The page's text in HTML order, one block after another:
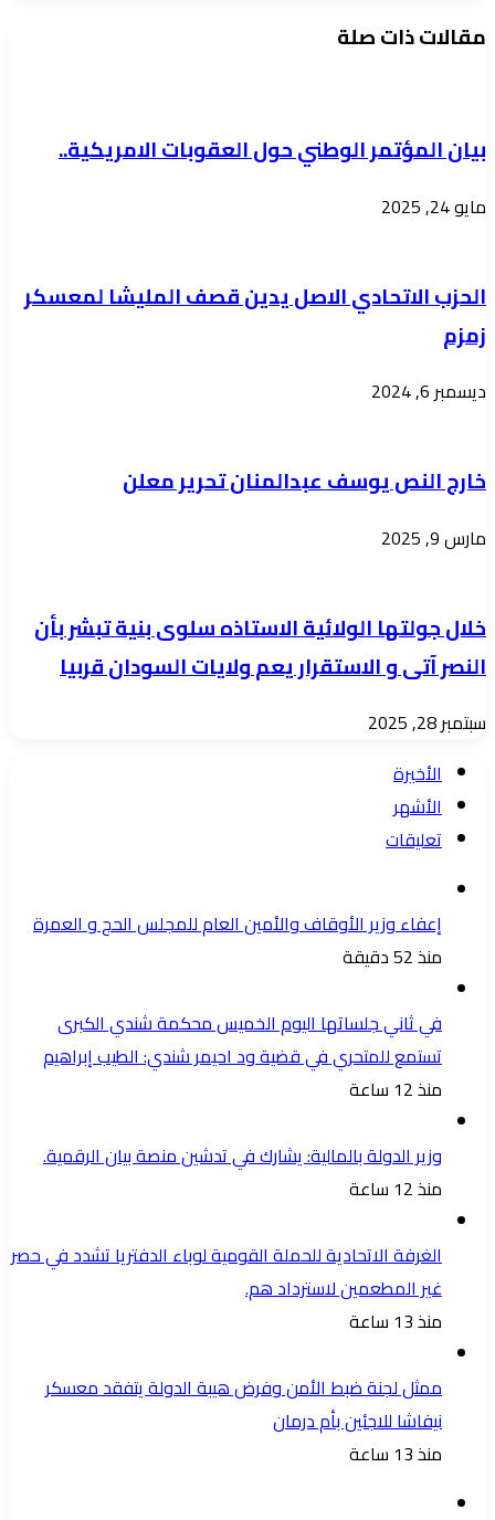
الإنقاذ..
من
تركة
المؤتمر
المسلحة
حسم
التمرد
مقالات ذات صلة
بيان المؤتمر الوطني حول العقوبات الامريكية..
مايو 24, 2025
الحزب الاتحادي الاصل يدين قصف المليشا لمعسكر
زمزم
ديسمبر 6, 2024
خارج النص يوسف عبدالمنان تحرير معلن
مارس 9, 2025
خلال جولتها الولائية الاستاذه سلوى بنية تبشر بأن
النصر آتى و الاستقرار يعم ولايات السودان قربيا
سبتمبر 28, 2025
الأخيرة
الأشهر
تعليقات
إعفاء وزير الأوقاف والأمين العام للمجلس الحج و العمرة
منذ 52 دقيقة
في ثاني جلساتها اليوم الخميس محكمة شندي الكبرى
تستمع للمتحري في قضية ود احيمر شندي: الطيب إبراهيم
منذ 12 ساعة
وزير الدولة بالمالية: يشارك في تدشين منصة بيان الرقمية.
منذ 12 ساعة
الغرفة الاتحادية للحملة القومية لوباء الدفتريا تشدد في حصر
غير المطعمين لاسترداد هم.
منذ 13 ساعة
ممثل لجنة ضبط الأمن وفرض هيبة الدولة يتفقد معسكر
نيفاشا للاجئين بأم درمان
منذ 13 ساعة